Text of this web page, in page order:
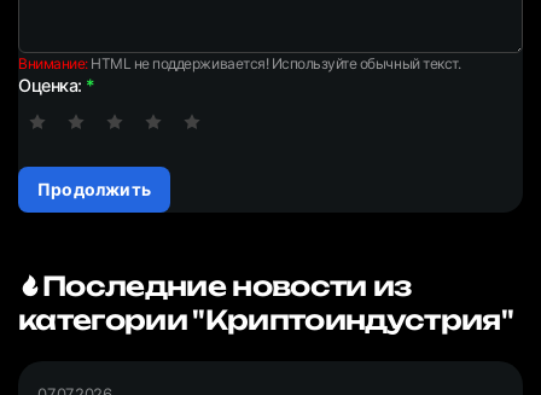
Внимание:HTML не поддерживается! Используйте обычный текст.
Оценка:
Продолжить
Последние новости из
категории "Криптоиндустрия"